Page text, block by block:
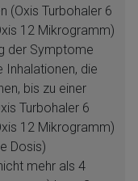
(Oxis Turbohaler 6
12 Mikrogramm)
der Symptome
Inhalationen, die
bis zu einer
Turbohaler 6
12 Mikrogramm)
Dosis)
mehr als 4